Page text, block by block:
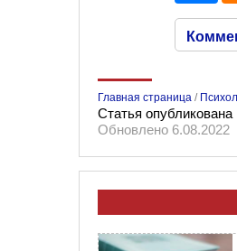
Главная страница /
Статья опубликована
Обновлено 6.08.2022